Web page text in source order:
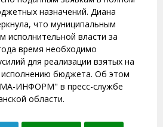
назначений. Диана
что муниципальным
исполнительной власти за
время необходимо
для реализации взятых на
исполнению бюджета. Об этом
ИНФОРМ" в пресс-службе
области.